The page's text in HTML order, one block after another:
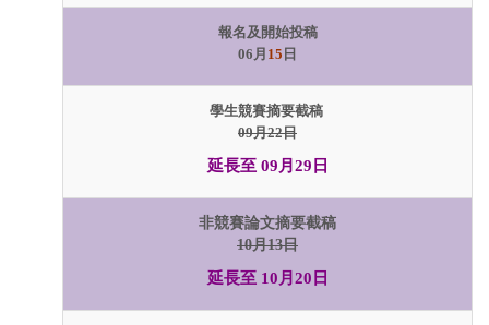
報名及開始投稿
06月 15 日
學生競賽摘要截稿
09月22日
延長至 09月29日
非競賽論文摘要截稿
10月13日
延長至 10月20日